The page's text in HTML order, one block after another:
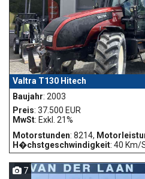
Valtra T130 Hitech
Baujahr: 2003
Preis: 37.500 EUR
MwSt: Exkl. 21%
Motorstunden: 8214,
H�chstgeschwindigkeit: 40 Km/
7